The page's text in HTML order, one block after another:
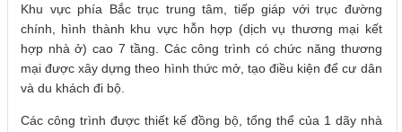
Khu vực phía Bắc trục trung tâm, tiếp giáp với trục đường
chính, hình thành khu vực hỗn hợp (dịch vụ thương mại kết
hợp nhà ở) cao 7 tầng. Các công trình có chức năng thương
mại được xây dựng theo hình thức mở, tạo điều kiện để cư dân
và du khách đi bộ.
Các công trình được thiết kế đồng bộ, tổng thể của 1 dãy nhà